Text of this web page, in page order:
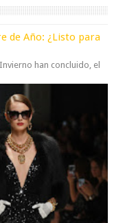
de Año: ¿Listo para
han concluido, el